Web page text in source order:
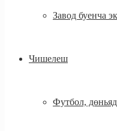
Завод буенча
Чишелеш
Футбол,